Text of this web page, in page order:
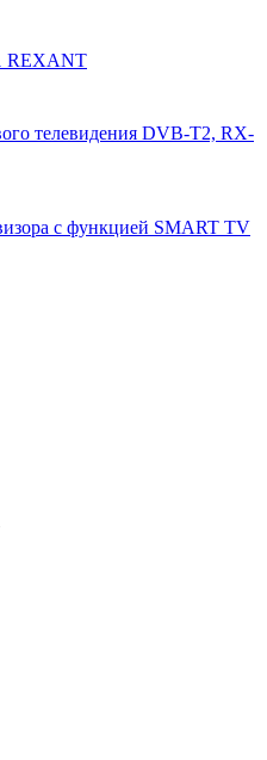
REXANT
телевидения DVB-T2, RX-
с функцией SMART TV